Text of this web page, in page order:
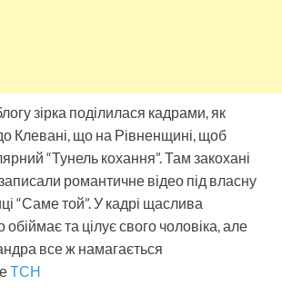
зірка поділилася кадрами, як
Клевані, що на Рівненщині, щоб
“Тунель кохання”. Там закохані
записали романтичне відео під власну
“Саме той”. У кадрі щаслива
обіймає та цілує свого чоловіка, але
все ж намагається
ТСН